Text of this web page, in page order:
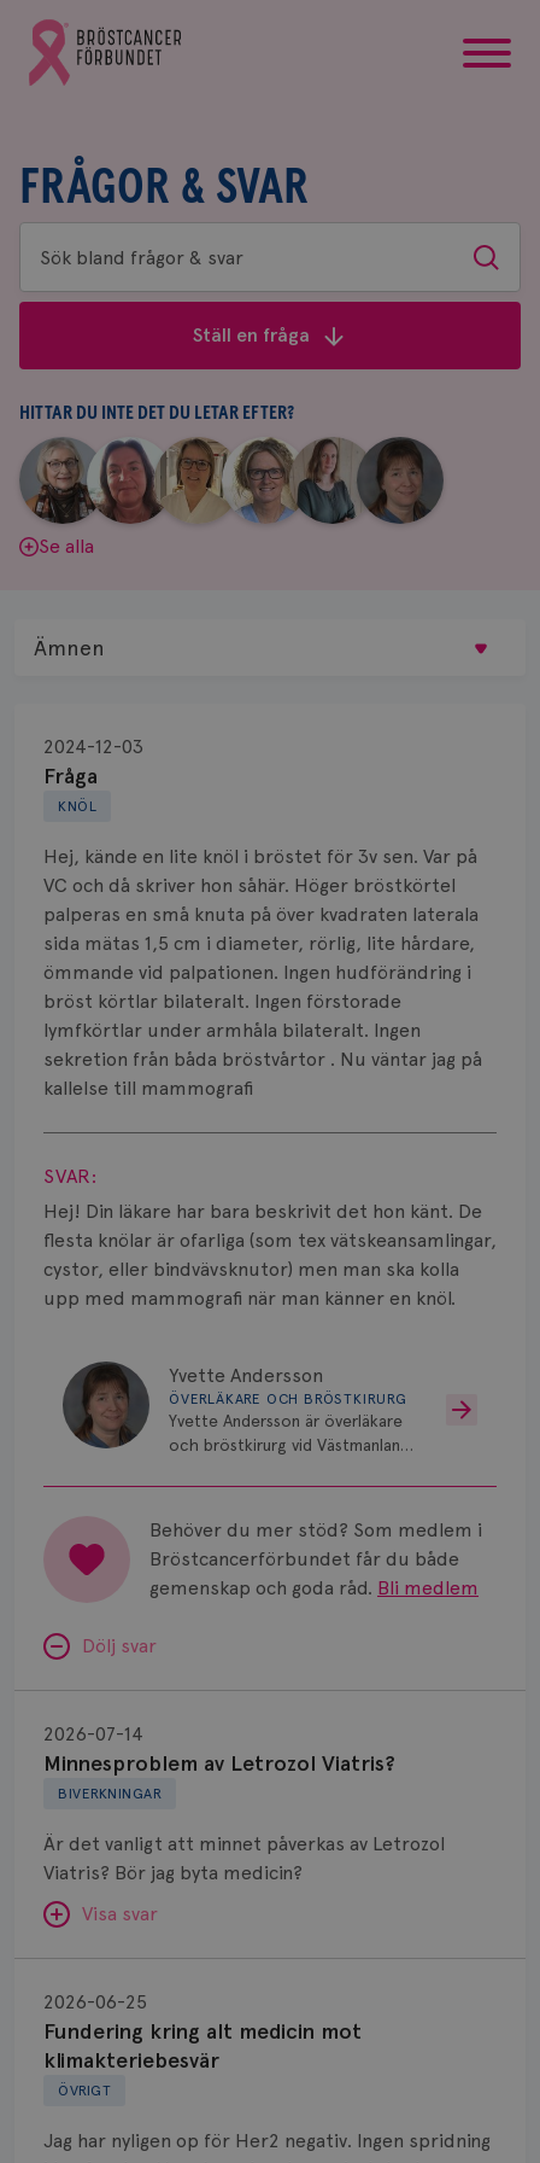
Gå
till
Bröstcancerförbundets
FRÅGOR & SVAR
Sök
bland
&
svar
Sök
Ställ en fråga
HITTAR DU INTE DET DU LETAR EFTER?
Aina
Johnsson
|
Anne
Andersson
Fredrika
Killander
|
Jeanette
Bäcklund
|
Maria
Edegran
|
Yvette
Andersson
Se alla
KNÖL
Fråga
2024-12-03
Hej, kände en lite knöl i bröstet för 3v sen. Var på
VC och då skriver hon såhär. Höger bröstkörtel
palperas en små knuta på över kvadraten laterala
sida mätas 1,5 cm i diameter, rörlig, lite hårdare,
ömmande vid palpationen. Ingen hudförändring i
bröst körtlar bilateralt. Ingen förstorade
lymfkörtlar under armhåla bilateralt. Ingen
sekretion från båda bröstvårtor . Nu väntar jag på
kallelse till mammografi
Visa svar
SVAR:
Hej! Din läkare har bara beskrivit det hon känt. De
flesta knölar är ofarliga (som tex vätskeansamlingar,
cystor, eller bindvävsknutor) men man ska kolla
upp med mammografi när man känner en knöl.
Yvette Andersson
ÖVERLÄKARE OCH BRÖSTKIRURG
Yvette Andersson är överläkare
och bröstkirurg vid Västmanlands
Behöver du mer stöd? Som medlem i
Bröstcancerförbundet får du både
gemenskap och goda råd. Bli medlem
Dölj svar
BIVERKNINGAR
Minnesproblem av Letrozol Viatris?
2026-07-14
Är det vanligt att minnet påverkas av Letrozol
Viatris? Bör jag byta medicin?
Visa svar
SVAR:
Hej. Oavsett vilken hormonsänkande behandling
(men även cytostatika) man får så kan en del
uppleva negativ påverkan på minnet. Prata din
märke eller annan aromatashämmare. Det kan ofta
Letrozol
Viatris?
ÖVRIGT
Fundering kring alt medicin mot
klimakteriebesvär
2026-06-25
Jag har nyligen op för Her2 negativ. Ingen spridning
kring
medicin
Ämnen
Biopsi
Biverkningar
Bröstvårta
Knöl
Läkemedel
Typ av bröstcancer
Smärta
Prognos
Risker
Spridd bröstcancer
Strålning